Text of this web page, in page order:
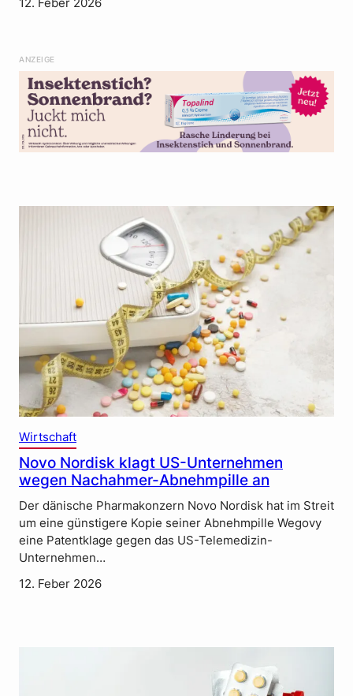
12. Feber 2026
ANZEIGE
Wirtschaft
Novo Nordisk klagt US-Unternehmen
wegen Nachahmer-Abnehmpille an
Der dänische Pharmakonzern Novo Nordisk hat im Streit
um eine günstigere Kopie seiner Abnehmpille Wegovy
eine Patentklage gegen das US-Telemedizin-
Unternehmen…
12. Feber 2026